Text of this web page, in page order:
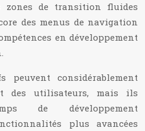
zones de transition fluides
des menus de navigation
en développement
peuvent considérablement
des utilisateurs, mais ils
de développement
plus avancées